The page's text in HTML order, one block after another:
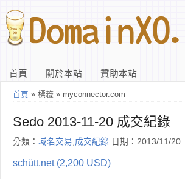
首頁 關於本站 贊助本站
首頁 » 標籤 » myconnector.com
Sedo 2013-11-20 成交紀錄
分類： 域名交易,成交紀錄 日期：2013/11/20
schütt.net (2,200 USD)